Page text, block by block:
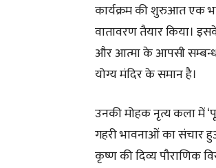
कार्यक्रम की शुरुआत एक
वातावरण तैयार किया।
और आत्मा के आपसी सम्बन्ध
योग्य मंदिर के समान है।
उनकी मोहक नृत्य कला में
गहरी भावनाओं का संचार
कृष्ण की दिव्य पौराणिक